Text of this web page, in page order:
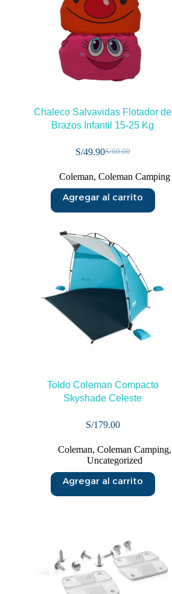
Chaleco Salvavidas Flotador de
Brazos Infantil 15-25 Kg
S/60.00
S/49.90
Coleman, Coleman Camping
Agregar al carrito
Toldo Coleman Compacto
Skyshade Celeste
S/179.00
Coleman, Coleman Camping,
Uncategorized
Agregar al carrito